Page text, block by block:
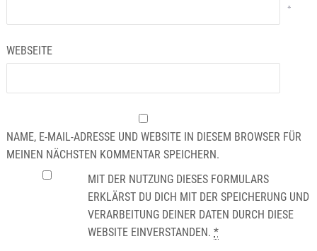
*
WEBSEITE
NAME, E-MAIL-ADRESSE UND WEBSITE IN DIESEM BROWSER FÜR
MEINEN NÄCHSTEN KOMMENTAR SPEICHERN.
MIT DER NUTZUNG DIESES FORMULARS
ERKLÄRST DU DICH MIT DER SPEICHERUNG UND
VERARBEITUNG DEINER DATEN DURCH DIESE
WEBSITE EINVERSTANDEN.*